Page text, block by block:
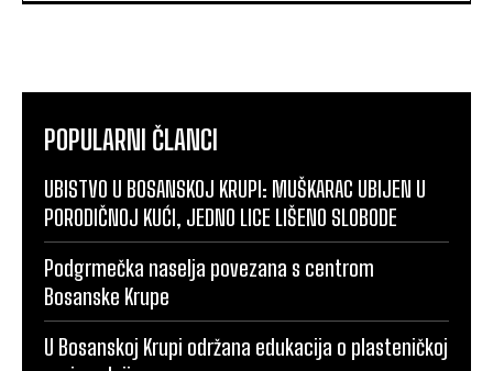
POPULARNI ČLANCI
UBISTVO U BOSANSKOJ KRUPI: MUŠKARAC UBIJEN U
PORODIČNOJ KUĆI, JEDNO LICE LIŠENO SLOBODE
Podgrmečka naselja povezana s centrom
Bosanske Krupe
U Bosanskoj Krupi održana edukacija o plasteničkoj